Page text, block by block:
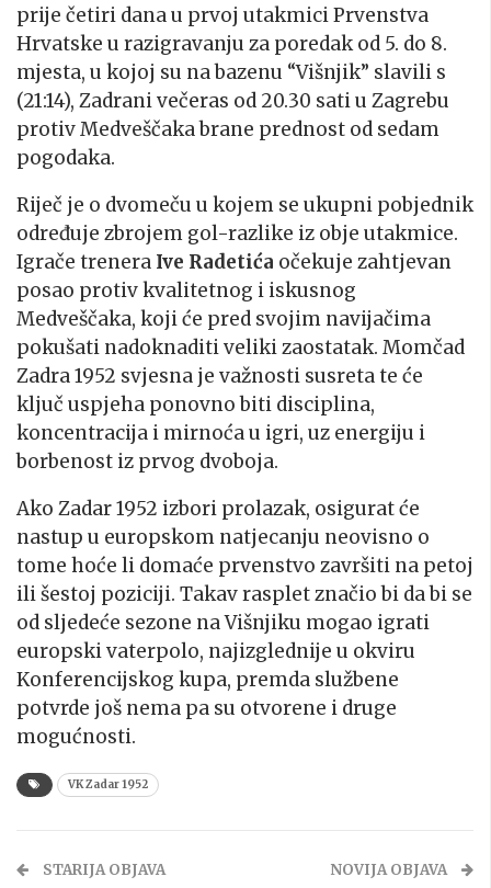
prije četiri dana u prvoj utakmici Prvenstva
Hrvatske u razigravanju za poredak od 5. do 8.
mjesta, u kojoj su na bazenu “Višnjik” slavili s
(21:14), Zadrani večeras od 20.30 sati u Zagrebu
protiv Medveščaka brane prednost od sedam
pogodaka.
Riječ je o dvomeču u kojem se ukupni pobjednik
određuje zbrojem gol-razlike iz obje utakmice.
Igrače trenera Ive Radetića očekuje zahtjevan
posao protiv kvalitetnog i iskusnog
Medveščaka, koji će pred svojim navijačima
pokušati nadoknaditi veliki zaostatak. Momčad
Zadra 1952 svjesna je važnosti susreta te će
ključ uspjeha ponovno biti disciplina,
koncentracija i mirnoća u igri, uz energiju i
borbenost iz prvog dvoboja.
Ako Zadar 1952 izbori prolazak, osigurat će
nastup u europskom natjecanju neovisno o
tome hoće li domaće prvenstvo završiti na petoj
ili šestoj poziciji. Takav rasplet značio bi da bi se
od sljedeće sezone na Višnjiku mogao igrati
europski vaterpolo, najizglednije u okviru
Konferencijskog kupa, premda službene
potvrde još nema pa su otvorene i druge
mogućnosti.
VK Zadar 1952
STARIJA OBJAVA NOVIJA OBJAVA